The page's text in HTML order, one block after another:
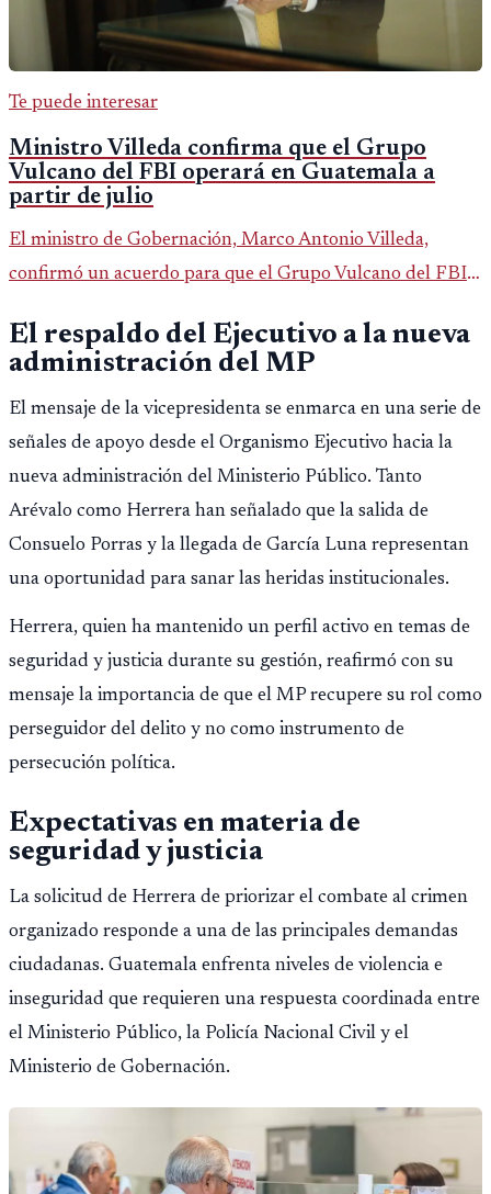
Te puede interesar
Ministro Villeda confirma que el Grupo
Vulcano del FBI operará en Guatemala a
partir de julio
El ministro de Gobernación, Marco Antonio Villeda,
confirmó un acuerdo para que el Grupo Vulcano del FBI
fallido con la administración anterior del Ministerio
Público.
El respaldo del Ejecutivo a la nueva
administración del MP
El mensaje de la vicepresidenta se enmarca en una serie de
señales de apoyo desde el Organismo Ejecutivo hacia la
nueva administración del Ministerio Público. Tanto
Arévalo como Herrera han señalado que la salida de
Consuelo Porras y la llegada de García Luna representan
una oportunidad para sanar las heridas institucionales.
Herrera, quien ha mantenido un perfil activo en temas de
seguridad y justicia durante su gestión, reafirmó con su
mensaje la importancia de que el MP recupere su rol como
perseguidor del delito y no como instrumento de
persecución política.
Expectativas en materia de
seguridad y justicia
La solicitud de Herrera de priorizar el combate al crimen
organizado responde a una de las principales demandas
ciudadanas. Guatemala enfrenta niveles de violencia e
inseguridad que requieren una respuesta coordinada entre
el Ministerio Público, la Policía Nacional Civil y el
Ministerio de Gobernación.